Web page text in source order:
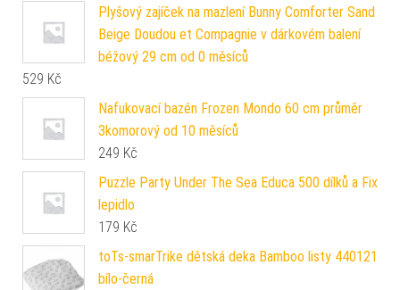
Plyšový zajíček na mazlení Bunny Comforter Sand
Beige Doudou et Compagnie v dárkovém balení
béžový 29 cm od 0 měsíců
529 Kč
Nafukovací bazén Frozen Mondo 60 cm průměr
3komorový od 10 měsíců
249 Kč
Puzzle Party Under The Sea Educa 500 dílků a Fix
lepidlo
179 Kč
toTs-smarTrike dětská deka Bamboo listy 440121
bílo-černá